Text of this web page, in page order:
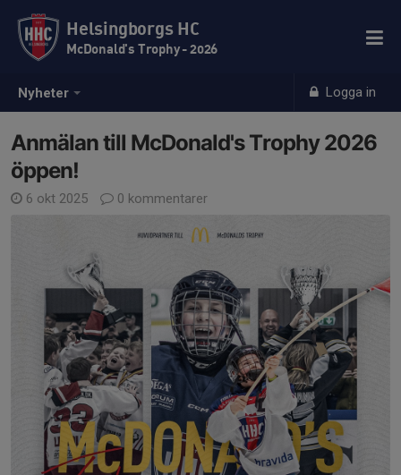
Nyheter Logga in
Helsingborgs HC
McDonald's Trophy - 2026
Anmälan till McDonald's Trophy 2026
öppen!
6 okt 2025 0 kommentarer